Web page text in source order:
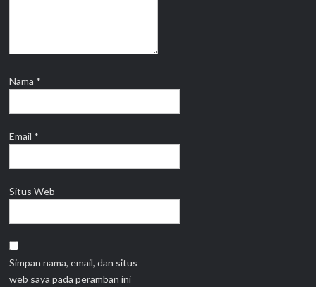
Nama *
Email *
Situs Web
Simpan nama, email, dan situs
web saya pada peramban ini